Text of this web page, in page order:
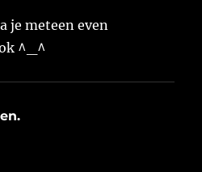
je meteen even
^_^